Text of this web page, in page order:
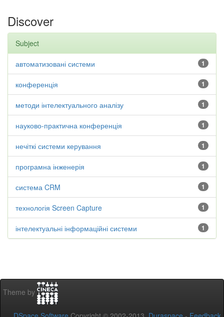
Discover
Subject
1
автоматизовані системи
1
конференція
1
методи інтелектуального аналізу
1
науково-практична конференція
1
нечіткі системи керування
1
програмна інженерія
1
система CRM
1
технологія Screen Capture
1
інтелектуальні інформаційні системи
Theme by